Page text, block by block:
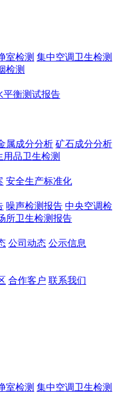
室检测 集中空调卫生检测
检测
平衡测试报告
属成分分析 矿石成分分析
品卫生检测
安全生产标准化
噪声检测报告 中央空调检
所卫生检测报告
公司动态 公示信息
合作客户 联系我们
室检测 集中空调卫生检测